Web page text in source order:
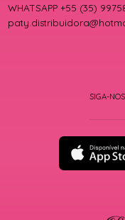
WHATSAPP +55 (35)